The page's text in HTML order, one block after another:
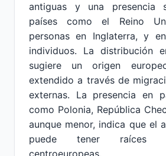
antiguas y una presencia
países como el Reino
personas en Inglaterra, y
individuos. La distribución
sugiere un origen
extendido a través de
externas. La presencia en
como Polonia, República
aunque menor, indica que el
puede tener raíces
centroeuropeas.